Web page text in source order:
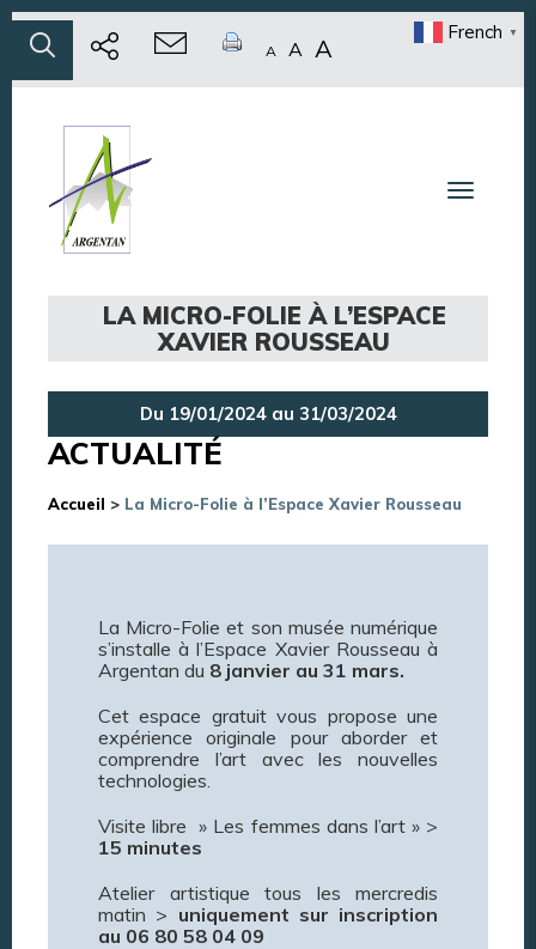
A A A
French ▼
Toggle
LA MICRO-FOLIE À L’ESPACE
XAVIER ROUSSEAU
Du 19/01/2024 au 31/03/2024
ACTUALITÉ
Accueil > La Micro-Folie à l’Espace Xavier Rousseau
La Micro-Folie et son musée numérique
s’installe à l’Espace Xavier Rousseau à
Argentan du 8 janvier au 31 mars.
Cet espace gratuit vous propose une
expérience originale pour aborder et
comprendre l’art avec les nouvelles
technologies.
Visite libre » Les femmes dans l’art » >
15 minutes
Atelier artistique tous les mercredis
matin > uniquement sur inscription
au 06 80 58 04 09